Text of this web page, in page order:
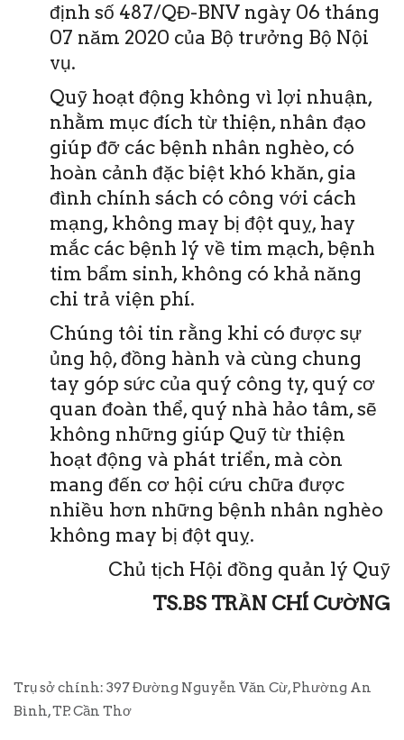
định số 487/QĐ-BNV ngày 06 tháng
07 năm 2020 của Bộ trưởng Bộ Nội
vụ.
Quỹ hoạt động không vì lợi nhuận,
nhằm mục đích từ thiện, nhân đạo
giúp đỡ các bệnh nhân nghèo, có
hoàn cảnh đặc biệt khó khăn, gia
đình chính sách có công với cách
mạng, không may bị đột quỵ, hay
mắc các bệnh lý về tim mạch, bệnh
tim bẩm sinh, không có khả năng
chi trả viện phí.
Chúng tôi tin rằng khi có được sự
ủng hộ, đồng hành và cùng chung
tay góp sức của quý công ty, quý cơ
quan đoàn thể, quý nhà hảo tâm, sẽ
không những giúp Quỹ từ thiện
hoạt động và phát triển, mà còn
mang đến cơ hội cứu chữa được
nhiều hơn những bệnh nhân nghèo
không may bị đột quỵ.
Chủ tịch Hội đồng quản lý Quỹ
TS.BS TRẦN CHÍ CƯỜNG
Trụ sở chính: 397 Đường Nguyễn Văn Cừ, Phường An
Bình, TP. Cần Thơ